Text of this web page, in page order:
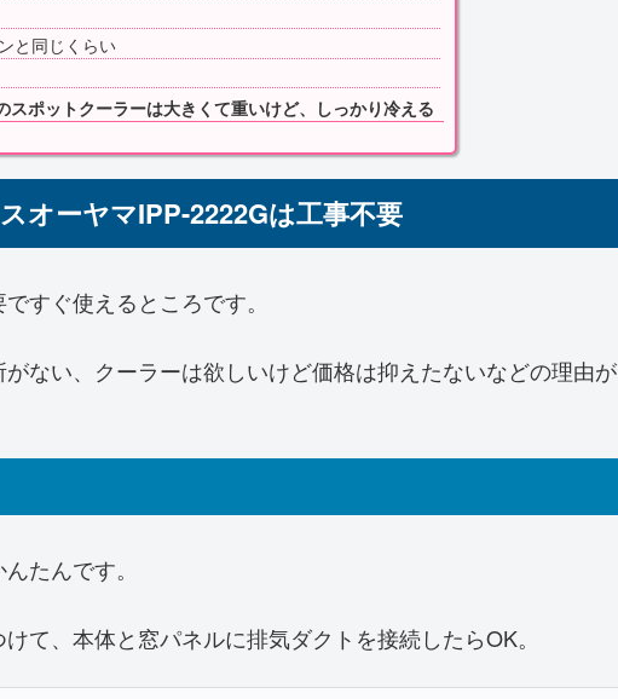
と同じくらい
スポットクーラーは大きくて重いけど、しっかり冷える
オーヤマIPP-2222Gは工事不要
すぐ使えるところです。
ない、クーラーは欲しいけど価格は抑えたないなどの理由が
たんです。
て、本体と窓パネルに排気ダクトを接続したらOK。